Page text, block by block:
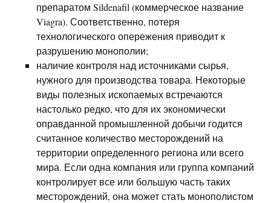
препаратом Sildenafil (коммерческое название
Viagra). Соответственно, потеря
технологического опережения приводит к
разрушению монополии;
наличие контроля над источниками сырья,
нужного для производства товара. Некоторые
виды полезных ископаемых встречаются
настолько редко, что для их экономически
оправданной промышленной добычи годится
считанное количество месторождений на
территории определенного региона или всего
мира. Если одна компания или группа компаний
контролирует все или большую часть таких
месторождений, она может стать монополистом